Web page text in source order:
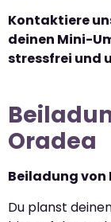
Kontaktiere
deinen Mini-
stressfrei und
Oradea
Beiladung von
Du planst